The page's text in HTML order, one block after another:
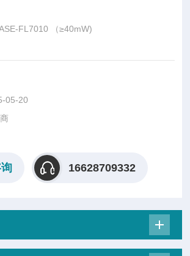
FL7010 （≥40mW)
光源，它在非常宽的光谱范围内具有非常高
波长范围ASE 光源如550nm的850nm和980n
供shi界上具稳定性的全波段ASE光源，产品
。
05-20
16628709332